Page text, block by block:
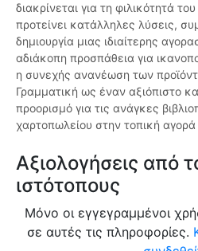
διακρίνεται για τη φιλικότητά
προτείνει κατάλληλες λύσεις,
δημιουργία μιας ιδιαίτερης
αδιάκοπη προσπάθεια για
η συνεχής ανανέωση των
Γραμματική ως έναν αξιόπιστο
προορισμό για τις ανάγκες
χαρτοπωλείου στην τοπική
Αξιολογήσεις από
ιστότοπους
Μόνο οι εγγεγραμμένοι
σε αυτές τις πληροφορίες.